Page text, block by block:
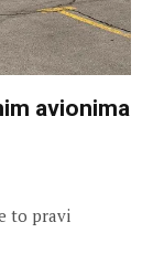
avionima
to pravi